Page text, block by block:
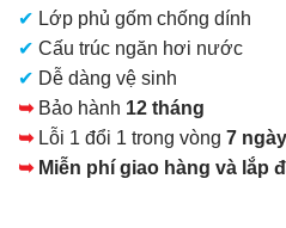
✔ Lớp phủ gốm chống dính
✔ Cấu trúc ngăn hơi nước
✔ Dễ dàng vệ sinh
➥Bảo hành 12 tháng
➥Lỗi 1 đổi 1 trong vòng 7 ngày
➥Miễn phí giao hàng và lắp